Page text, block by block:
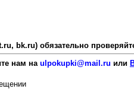
bk.ru) обязательно
нам на ulpokupki@mail.ru или